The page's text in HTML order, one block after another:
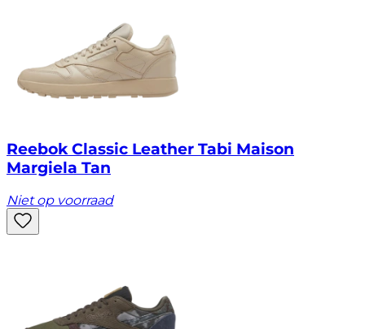
Reebok Classic Leather Tabi Maison
Margiela Tan
Niet op voorraad